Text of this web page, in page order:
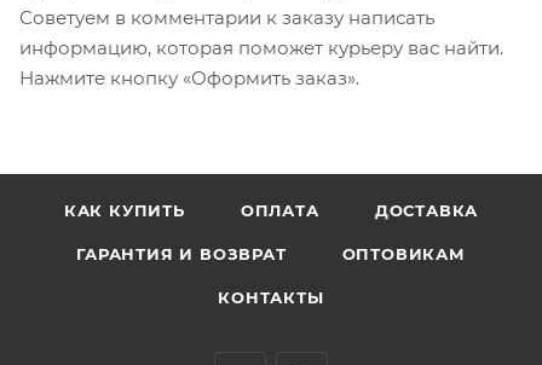
Советуем в комментарии к заказу написать
информацию, которая поможет курьеру вас найти.
Нажмите кнопку «Оформить заказ».
КАК КУПИТЬ ОПЛАТА ДОСТАВКА
ГАРАНТИЯ И ВОЗВРАТ ОПТОВИКАМ
КОНТАКТЫ